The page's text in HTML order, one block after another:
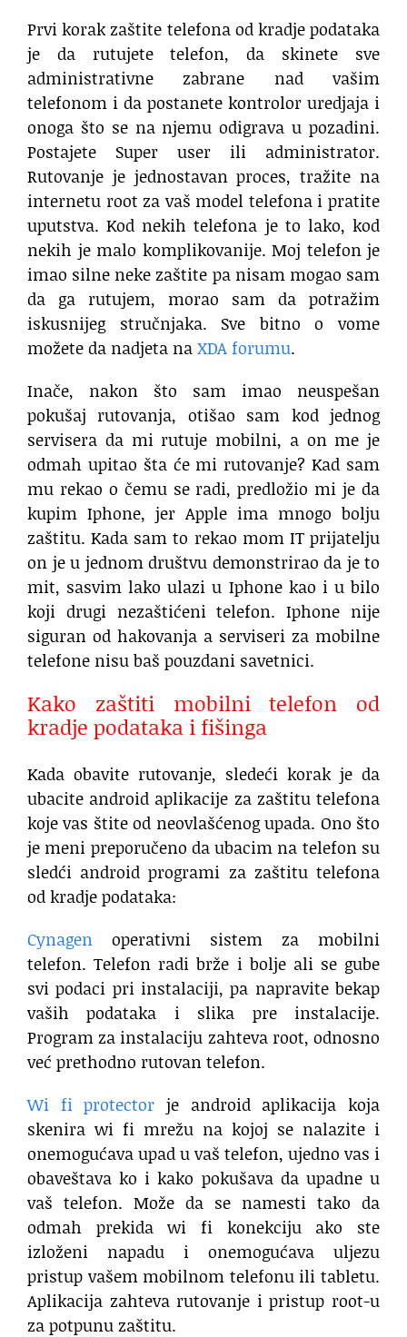
Prvi korak zaštite telefona od kradje podataka
je da rutujete telefon, da skinete sve
administrativne zabrane nad vašim
telefonom i da postanete kontrolor uredjaja i
onoga što se na njemu odigrava u pozadini.
Postajete Super user ili administrator.
Rutovanje je jednostavan proces, tražite na
internetu root za vaš model telefona i pratite
uputstva. Kod nekih telefona je to lako, kod
nekih je malo komplikovanije. Moj telefon je
imao silne neke zaštite pa nisam mogao sam
da ga rutujem, morao sam da potražim
iskusnijeg stručnjaka. Sve bitno o vome
možete da nadjeta naXDA forumu.
Inače, nakon što sam imao neuspešan
pokušaj rutovanja, otišao sam kod jednog
servisera da mi rutuje mobilni, a on me je
odmah upitao šta će mi rutovanje? Kad sam
mu rekao o čemu se radi, predložio mi je da
kupim Iphone, jer Apple ima mnogo bolju
zaštitu. Kada sam to rekao mom IT prijatelju
on je u jednom društvu demonstrirao da je to
mit, sasvim lako ulazi u Iphone kao i u bilo
koji drugi nezaštićeni telefon. Iphone nije
siguran od hakovanja a serviseri za mobilne
telefone nisu baš pouzdani savetnici.
Kako zaštiti mobilni telefon od
kradje podataka i fišinga
Kada obavite rutovanje, sledeći korak je da
ubacite android aplikacije za zaštitu telefona
koje vas štite od neovlašćenog upada. Ono što
je meni preporučeno da ubacim na telefon su
sledći android programi za zaštitu telefona
od kradje podataka:
Cynagen operativni sistem za mobilni
telefon. Telefon radi brže i bolje ali se gube
svi podaci pri instalaciji, pa napravite bekap
vaših podataka i slika pre instalacije.
Program za instalaciju zahteva root, odnosno
već prethodno rutovan telefon.
Wi fi protector je android aplikacija koja
skenira wi fi mrežu na kojoj se nalazite i
onemogućava upad u vaš telefon, ujedno vas i
obaveštava ko i kako pokušava da upadne u
vaš telefon. Može da se namesti tako da
odmah prekida wi fi konekciju ako ste
izloženi napadu i onemogućava uljezu
pristup vašem mobilnom telefonu ili tabletu.
Aplikacija zahteva rutovanje i pristup root-u
za potpunu zaštitu.